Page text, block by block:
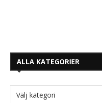
ALLA KATEGORIER